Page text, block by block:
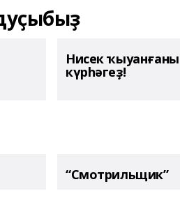
Нисек
күрһәгеҙ!
“Смотрильщик”